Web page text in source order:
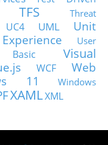
TFS
Threat
UC4 UML
Unit
User
Visual
WCF
Web
11
Windows
XAMLXML